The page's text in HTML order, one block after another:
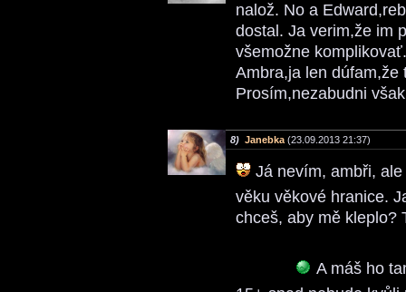
nalož. No a
dostal. Ja verim,že im
všemožne komplikovať.
Ambra,ja len dúfam,že
Prosím,nezabudni
8) Janebka (23.09.2013 21:37)
Já nevím, ambři,
věku věkové hranice.
chceš, aby mě kleplo?
A máš ho